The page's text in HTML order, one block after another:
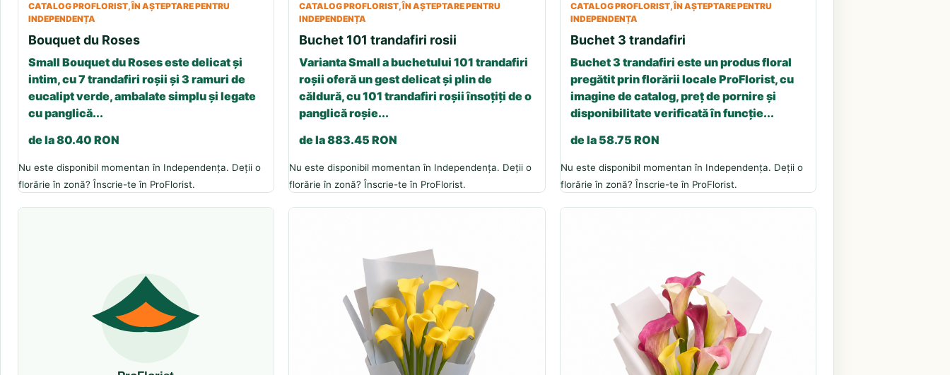
CATALOG PROFLORIST, ÎN AȘTEPTARE PENTRU
INDEPENDENȚA
Bouquet du Roses
Small Bouquet du Roses este delicat și
intim, cu 7 trandafiri roșii și 3 ramuri de
eucalipt verde, ambalate simplu și legate
cu panglică...
de la 80.40 RON
Nu este disponibil momentan în Independența. Deții o
florărie în zonă? Înscrie-te în ProFlorist.
CATALOG PROFLORIST, ÎN AȘTEPTARE PENTRU
INDEPENDENȚA
Buchet 101 trandafiri rosii
Varianta Small a buchetului 101 trandafiri
roșii oferă un gest delicat și plin de
căldură, cu 101 trandafiri roșii însoțiți de o
panglică roșie...
de la 883.45 RON
Nu este disponibil momentan în Independența. Deții o
florărie în zonă? Înscrie-te în ProFlorist.
CATALOG PROFLORIST, ÎN AȘTEPTARE PENTRU
INDEPENDENȚA
Buchet 3 trandafiri
Buchet 3 trandafiri este un produs floral
pregătit prin florării locale ProFlorist, cu
imagine de catalog, preț de pornire și
disponibilitate verificată în funcție...
de la 58.75 RON
Nu este disponibil momentan în Independența. Deții o
florărie în zonă? Înscrie-te în ProFlorist.